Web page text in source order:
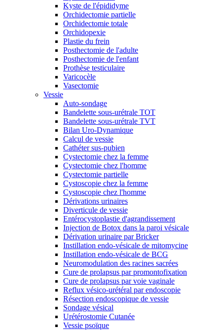
Kyste de l'épididyme
Orchidectomie partielle
Orchidectomie totale
Orchidopexie
Plastie du frein
Posthectomie de l'adulte
Posthectomie de l'enfant
Prothèse testiculaire
Varicocèle
Vasectomie
Vessie
Auto-sondage
Bandelette sous-urétrale TOT
Bandelette sous-urétrale TVT
Bilan Uro-Dynamique
Calcul de vessie
Cathéter sus-pubien
Cystectomie chez la femme
Cystectomie chez l'homme
Cystectomie partielle
Cystoscopie chez la femme
Cystoscopie chez l'homme
Dérivations urinaires
Diverticule de vessie
Entérocystoplastie d'agrandissement
Injection de Botox dans la paroi vésicale
Dérivation urinaire par Bricker
Instillation endo-vésicale de mitomycine
Instillation endo-vésicale de BCG
Neuromodulation des racines sacrées
Cure de prolapsus par promontofixation
Cure de prolapsus par voie vaginale
Reflux vésico-urétéral par endoscopie
Résection endoscopique de vessie
Sondage vésical
Urétérostomie Cutanée
Vessie psoïque